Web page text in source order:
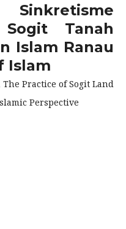
Sinkretisme
Tanah
Islam Ranau
Islam
Practice of Sogit Land
Perspective